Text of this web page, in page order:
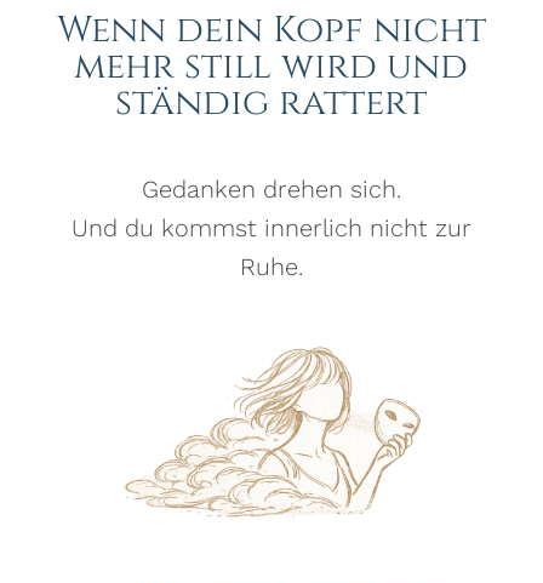
Wenn dein Kopf nicht
mehr still wird und
ständig rattert
Gedanken drehen sich.
Und du kommst innerlich nicht zur
Ruhe.